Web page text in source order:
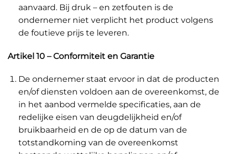
aanvaard. Bij druk – en zetfouten is de
ondernemer niet verplicht het product volgens
de foutieve prijs te leveren.
Artikel 10 – Conformiteit en Garantie
De ondernemer staat ervoor in dat de producten
en/of diensten voldoen aan de overeenkomst, de
in het aanbod vermelde specificaties, aan de
redelijke eisen van deugdelijkheid en/of
bruikbaarheid en de op de datum van de
totstandkoming van de overeenkomst